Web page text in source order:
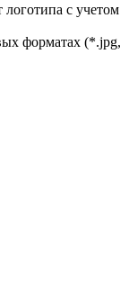
с учетом
форматах (*.jpg,